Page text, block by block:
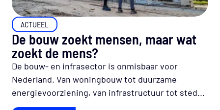
ACTUEEL
De bouw zoekt mensen, maar wat
zoekt de mens?
De bouw- en infrasector is onmisbaar voor
Nederland. Van woningbouw tot duurzame
energievoorziening, van infrastructuur tot sted...